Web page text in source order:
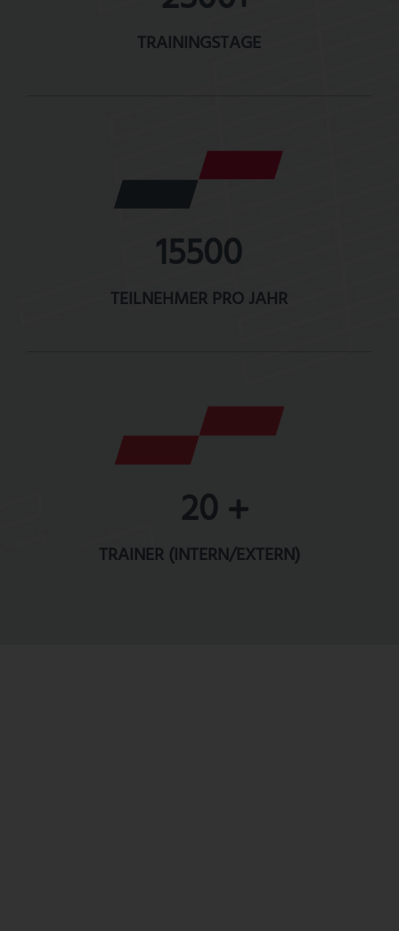
TRAININGSTAGE
15500
TEILNEHMER PRO JAHR
20
TRAINER (INTERN/EXTERN)